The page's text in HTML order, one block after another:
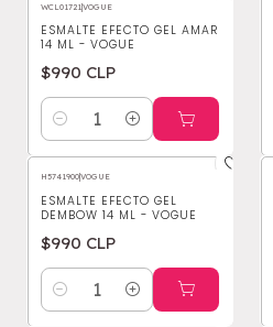
WCL01721|VOGUE
ESMALTE EFECTO GEL AMAR
14 ML - VOGUE
$990 CLP
Cantidad
H5741900|VOGUE
ESMALTE EFECTO GEL
DEMBOW 14 ML - VOGUE
$990 CLP
Cantidad